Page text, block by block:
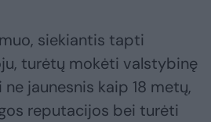
siekiantis tapti
turėtų mokėti valstybinę
jaunesnis kaip 18 metų,
reputacijos bei turėti